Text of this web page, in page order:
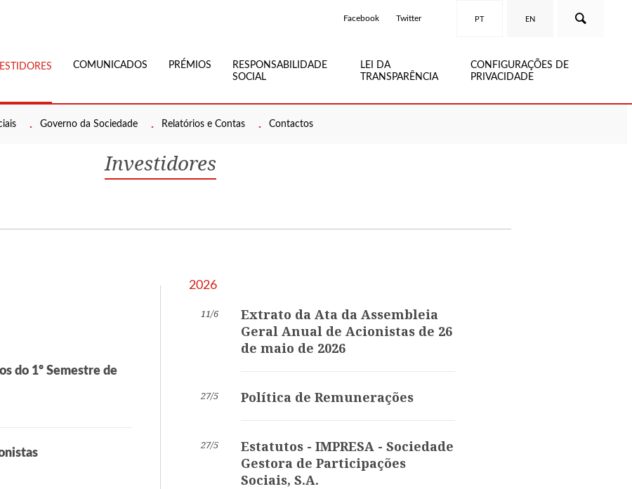
Facebook Twitter PT EN
Governo da Sociedade Relatórios e Contas Contactos
COMUNICADOS PRÉMIOS
RESPONSABILIDADE
SOCIAL
LEI DA
TRANSPARÊNCIA
CONFIGURAÇÕES DE
PRIVACIDADE
Investidores
do 1º Semestre de
2026
11/6
Extrato da Ata da Assembleia
Geral Anual de Acionistas de 26
de maio de 2026
27/5 Política de Remunerações
27/5
Estatutos - IMPRESA - Sociedade
Gestora de Participações
Sociais, S.A.